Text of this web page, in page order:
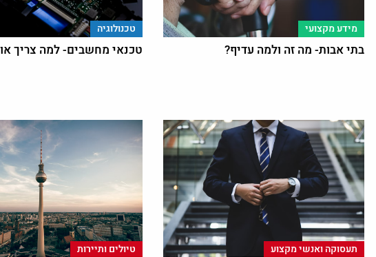
מידע מקצועי
בתי אבות- מה זה ולמה עדיף?
טכנולוגיה
טכנאי מחשבים- למה צריך
תעסוקה ואנשי מקצוע טיולים ותיירות